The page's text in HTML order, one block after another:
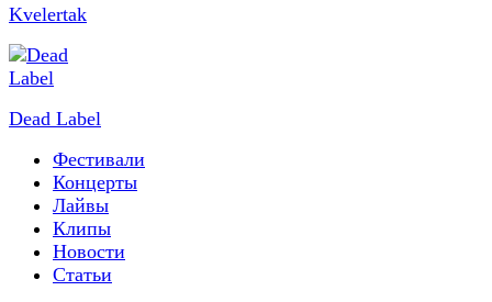
Kvelertak
Dead Label
Фестивали
Концерты
Лайвы
Клипы
Новости
Статьи